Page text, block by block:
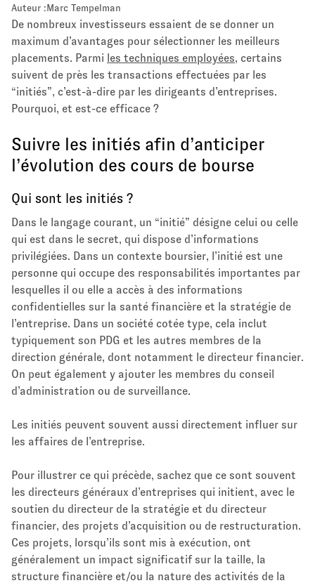
Auteur :Marc Tempelman
De nombreux investisseurs essaient de se donner un
maximum d’avantages pour sélectionner les meilleurs
placements. Parmi les techniques employées, certains
suivent de près les transactions effectuées par les
“initiés”, c’est-à-dire par les dirigeants d’entreprises.
Pourquoi, et est-ce efficace ?
Suivre les initiés afin d’anticiper
l’évolution des cours de bourse
Qui sont les initiés ?
Dans le langage courant, un “initié” désigne celui ou celle
qui est dans le secret, qui dispose d’informations
privilégiées. Dans un contexte boursier, l’initié est une
personne qui occupe des responsabilités importantes par
lesquelles il ou elle a accès à des informations
confidentielles sur la santé financière et la stratégie de
l’entreprise. Dans un société cotée type, cela inclut
typiquement son PDG et les autres membres de la
direction générale, dont notamment le directeur financier.
On peut également y ajouter les membres du conseil
d’administration ou de surveillance.
Les initiés peuvent souvent aussi directement influer sur
les affaires de l’entreprise.
Pour illustrer ce qui précède, sachez que ce sont souvent
les directeurs généraux d’entreprises qui initient, avec le
soutien du directeur de la stratégie et du directeur
financier, des projets d’acquisition ou de restructuration.
Ces projets, lorsqu’ils sont mis à exécution, ont
généralement un impact significatif sur la taille, la
structure financière et/ou la nature des activités de la